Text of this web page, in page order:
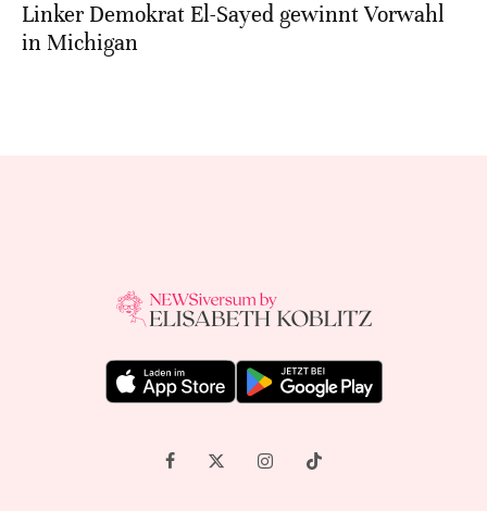
Linker Demokrat El-Sayed gewinnt Vorwahl
in Michigan